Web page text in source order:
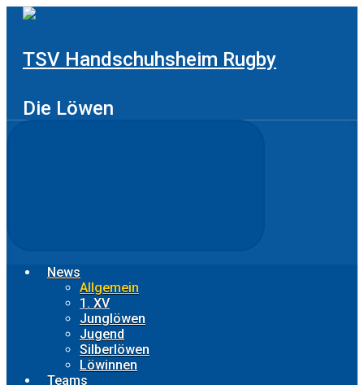
Zum
TSV Handschuhsheim Rugby
Die Löwen
News
Allgemein
1. XV
Junglöwen
Jugend
Silberlöwen
Löwinnen
Teams